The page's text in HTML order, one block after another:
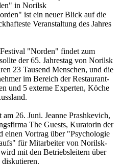
in Norilsk
ist ein neuer Blick auf die
Veranstaltung des Jahres
"Norden" findet zum
der 65. Jahrestag von Norilsk
23 Tausend Menschen, und die
im Bereich der Restaurant-
und 5 externe Experten, Köche
26. Juni. Jeanne Prashkevich,
The Guests, Kuratorin der
Vortrag über "Psychologie
für Mitarbeiter von Norilsk-
mit den Betriebsleitern über